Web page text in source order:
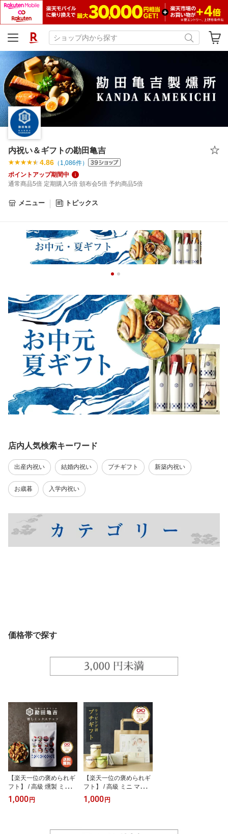
内祝い＆ギフトの勘田亀吉
4.86 （ 1,086件）
ポイントアップ期間中
通常商品5倍 定期購入5倍 頒布会5倍 予約商品5倍
メニュー トピックス
店内人気検索キーワード
出産内祝い 結婚内祝い プチギフト 新築内祝い
お歳暮 入学内祝い
価格帯で探す
【楽天一位の褒められギ
フト】 / 高級 燻製 ミック
スナッツ / お中元 御中元
暑中 見舞 残暑 お返し 調
産祝い 結婚内祝い 結婚
1,000 円
【楽天一位の褒められギ
フト】 / 高級 ミニ マヨネ
ーズ 3点 セット [ぬ]/ お中
元 御中元 暑中 見舞 残暑
産祝い 結婚内祝い 結婚
1,000 円